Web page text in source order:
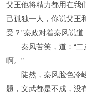
父王他将精力都用在我
己孤独一人，你说父王
受？”秦政对着秦风说道
秦风苦笑，道：“二
啊。”
陡然，秦风脸色冷峻
题，文武都是不成，没